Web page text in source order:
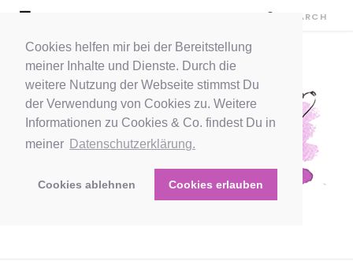
Cookies helfen mir bei der Bereitstellung
meiner Inhalte und Dienste. Durch die
weitere Nutzung der Webseite stimmst Du
der Verwendung von Cookies zu. Weitere
Informationen zu Cookies & Co. findest Du in
meiner Datenschutzerklärung.
Cookies ablehnen Cookies erlauben